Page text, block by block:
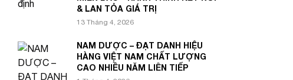
& LAN TỎA GIÁ TRỊ
13 Tháng 4, 2026
NAM DƯỢC – ĐẠT DANH HIỆU
HÀNG VIỆT NAM CHẤT LƯỢNG
CAO NHIỀU NĂM LIÊN TIẾP